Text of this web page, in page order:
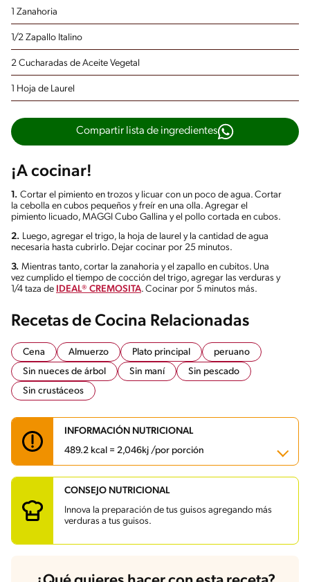
1 Zanahoria
1/2 Zapallo Italino
2 Cucharadas de Aceite Vegetal
1 Hoja de Laurel
Compartir lista de ingredientes
¡A cocinar!
1. Cortar el pimiento en trozos y licuar con un poco de agua. Cortar
la cebolla en cubos pequeños y freír en una olla. Agregar el
pimiento licuado, MAGGI Cubo Gallina y el pollo cortada en cubos.
2. Luego, agregar el trigo, la hoja de laurel y la cantidad de agua
necesaria hasta cubrirlo. Dejar cocinar por 25 minutos.
3. Mientras tanto, cortar la zanahoria y el zapallo en cubitos. Una
vez cumplido el tiempo de cocción del trigo, agregar las verduras y
1/4 taza de IDEAL® CREMOSITA. Cocinar por 5 minutos más.
Recetas de Cocina Relacionadas
Cena Almuerzo Plato principal
peruano
Sin nueces de árbol
Sin maní
Sin pescado
Sin crustáceos
INFORMACIÓN NUTRICIONAL
489.2 kcal = 2,046kj /por porción
Carbohidratos 58.4 g
Energía 489.2 kcal
Grasas 13.2 g
CONSEJO NUTRICIONAL
Innova la preparación de tus guisos agregando más
verduras a tus guisos.